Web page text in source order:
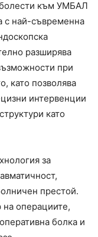
към УМБАЛ
с най-съвременна
разширява
при
като позволява
интервенции
като
за
престой.
операциите,
болка и